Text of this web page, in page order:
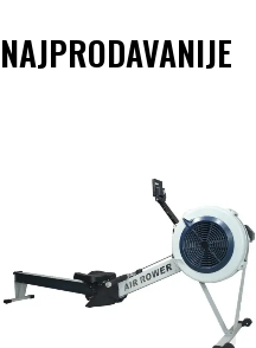
NAJPRODAVANIJE